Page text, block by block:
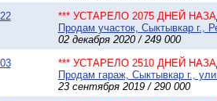
*** УСТАРЕЛО 2075 ДНЕЙ
Продам участок, Сыктывкар г.,
02 декабря 2020 / 249 000
*** УСТАРЕЛО 2510 ДНЕЙ
Продам гараж, Сыктывкар г.,
23 сентября 2019 / 290 000